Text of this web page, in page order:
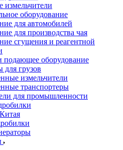
оборудование
для автомобилей
для производства чая
сгущения и реагентной
подающее оборудование
грузов
измельчители
транспортеры
для промышленности